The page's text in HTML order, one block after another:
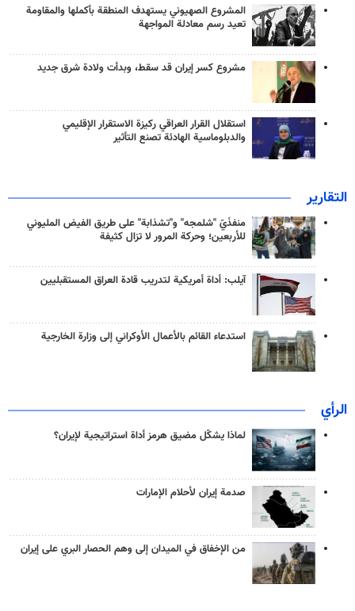
المشروع الصهيوني يستهدف المنطقة بأكملها والمقاومة
تعيد رسم معادلة المواجهة
مشروع كسر إيران قد سقط، وبدأت ولادة شرق جديد
استقلال القرار العراقي ركيزة الاستقرار الإقليمي
والدبلوماسية الهادئة تصنع التأثير
التقارير
منفذَيّ "شلمجه" و"تشذابة" على طريق الفيض المليوني
للأربعين؛ وحركة المرور لا تزال كثيفة
آيلب: أداة أمريكية لتدريب قادة العراق المستقبليين
استدعاء القائم بالأعمال الأوكراني إلى وزارة الخارجية
الرأي
لماذا يشكّل مضيق هرمز أداة استراتيجية لإيران؟
صدمة إيران لأحلام الإمارات
من الإخفاق في الميدان إلى وهم الحصار البري على إيران